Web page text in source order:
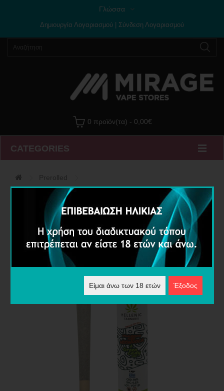
Γλώσσα
Δημιουργία Λογαριασμού Σύνδεση Λογαριασμού
0 προϊόν(τα) - 0,00€
CATEGORIES
Prerolled
Strawberry Haze Moonrock & Green Lady CBD 1.5g
Είμαι άνω των 18 ετών Έξοδος